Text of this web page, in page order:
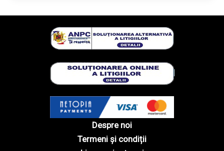
Despre noi
Termeni și condiții